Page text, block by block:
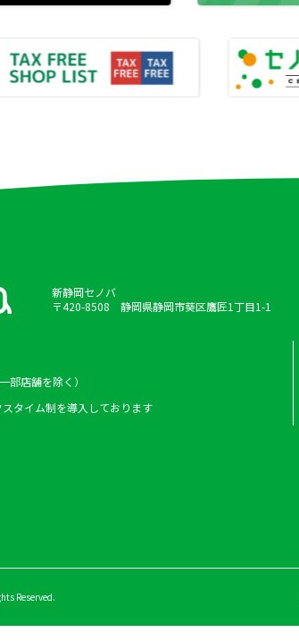
新静岡セノバ
〒420-8508 静岡県静岡市葵区鷹匠1丁目1-1
一部店舗を除く）
タイム制を導入しております
Reserved.